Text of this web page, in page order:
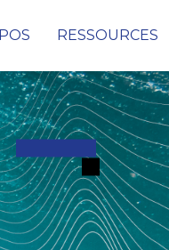
Conseil &
Protection
des réseaux
Détection &
SOC
PRA & PCA
Digital
RESSOURCES